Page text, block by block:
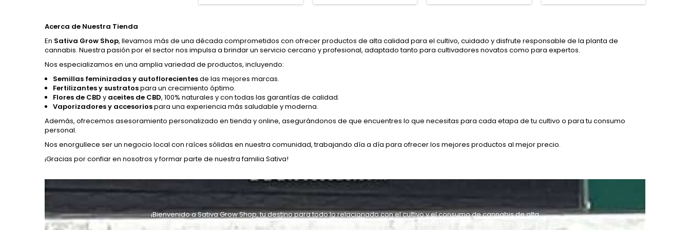
LIMPIAR, PRESIONE EL BOTÓN
facilidad de uso y diseño
combina elegancia y
tecnología.
Acerca de Nuestra Tienda
En Sativa Grow Shop, llevamos más de una década comprometidos con ofrecer productos de alta calidad para el cultivo, cuidado y disfrute responsable de la planta de
cannabis. Nuestra pasión por el sector nos impulsa a brindar un servicio cercano y profesional, adaptado tanto para cultivadores novatos como para expertos.
Nos especializamos en una amplia variedad de productos, incluyendo:
Semillas feminizadas y autoflorecientesde las mejores marcas.
Fertilizantes y sustratospara un crecimiento óptimo.
Flores de CBD y aceites de CBD, 100% naturales y con todas las garantías de calidad.
Vaporizadores y accesoriospara una experiencia más saludable y moderna.
Además, ofrecemos asesoramiento personalizado en tienda y online, asegurándonos de que encuentres lo que necesitas para cada etapa de tu cultivo o para tu consumo
personal.
Nos enorgullece ser un negocio local con raíces sólidas en nuestra comunidad, trabajando día a día para ofrecer los mejores productos al mejor precio.
¡Gracias por confiar en nosotros y formar parte de nuestra familia Sativa!
¡Bienvenido a Sativa Grow Shop, tu destino para todo lo relacionado con el cultivo y el consumo de cannabis de alta
calidad! Descubre nuestra amplia selección de productos, desde exquisitas flores de CBD y potentes extractos de aceite
-10% ACEITE DE CBD PLANT OF LIFE 10%
13,73 € 15,25 €
-10%
36,90 € 41,00 €
ACEITE DE CBD RAW SENSI SEEDS - 10% 30ML
FLORES DE CBD STRAWBERRY XUXES
9,95 €
-10%
53,78 € 59,75 €
FLORES DE CBD POP CORN PINK KUSH XUXES
27,00 €
27,00 €
ACCORD (AMNESIA CORDOBESA)
15,00 €
86,95 €
VAPORIZADOR DAVINCI IQ CORE